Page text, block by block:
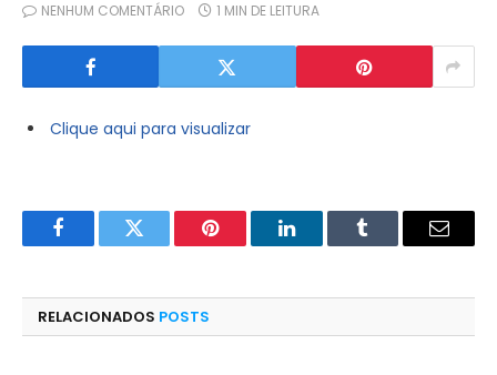
NENHUM COMENTÁRIO
1 MIN DE LEITURA
Clique aqui para visualizar
FacebookTwitter Pinterest LinkedInTumblr
E-
RELACIONADOS POSTS